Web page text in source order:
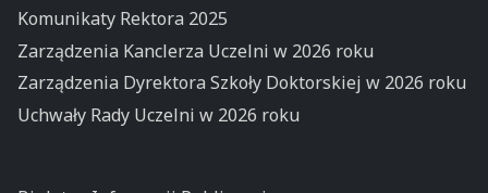
Komunikaty Rektora 2025
Zarządzenia Kanclerza Uczelni w 2026 roku
Zarządzenia Dyrektora Szkoły Doktorskiej w 2026 roku
Uchwały Rady Uczelni w 2026 roku